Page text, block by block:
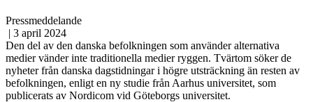
Pressmeddelande
| 3 april 2024
Den del av den danska befolkningen som använder alternativa
medier vänder inte traditionella medier ryggen. Tvärtom söker de
nyheter från danska dagstidningar i högre utsträckning än resten av
befolkningen, enligt en ny studie från Aarhus universitet, som
publicerats av Nordicom vid Göteborgs universitet.